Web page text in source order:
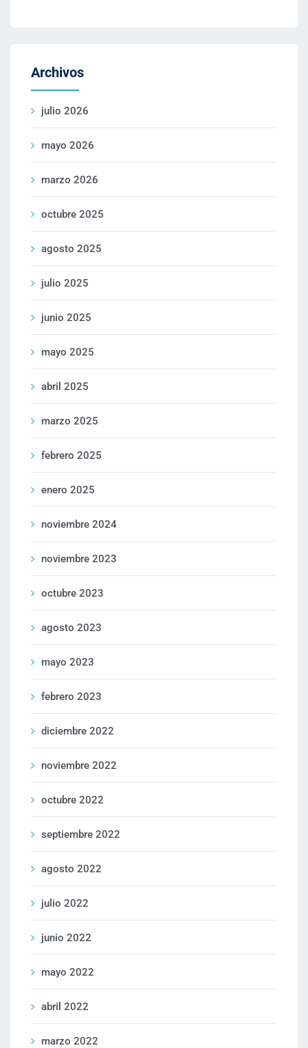
Archivos
julio 2026
mayo 2026
marzo 2026
octubre 2025
agosto 2025
julio 2025
junio 2025
mayo 2025
abril 2025
marzo 2025
febrero 2025
enero 2025
noviembre 2024
noviembre 2023
octubre 2023
agosto 2023
mayo 2023
febrero 2023
diciembre 2022
noviembre 2022
octubre 2022
septiembre 2022
agosto 2022
julio 2022
junio 2022
mayo 2022
abril 2022
marzo 2022